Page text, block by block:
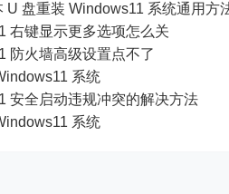
U 盘重装 Windows11 系统通用方
右键显示更多选项怎么关
防火墙高级设置点不了
系统
安全启动违规冲突的解决方法
系统